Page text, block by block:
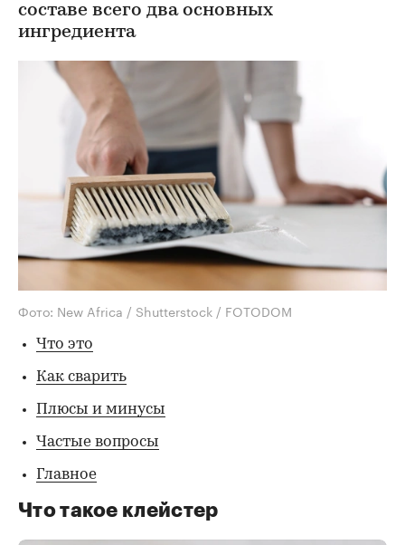
составе всего два основных
ингредиента
Фото: New Africa / Shutterstock / FOTODOM
Что это
Как сварить
Плюсы и минусы
Частые вопросы
Главное
Что такое клейстер